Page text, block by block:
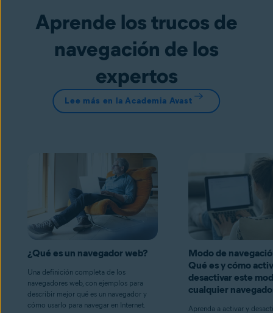
Aprende los trucos de
navegación de los
expertos
Lee más en la Academia Avast
¿Qué es un navegador web?
Una definición completa de los
navegadores web, con ejemplos para
describir mejor qué es un navegador y
cómo usarlo para navegar en Internet.
Modo de
Qué es y cómo
desactivar este
cualquier
Aprenda a activar y